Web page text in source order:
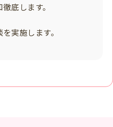
底します。
実施します。